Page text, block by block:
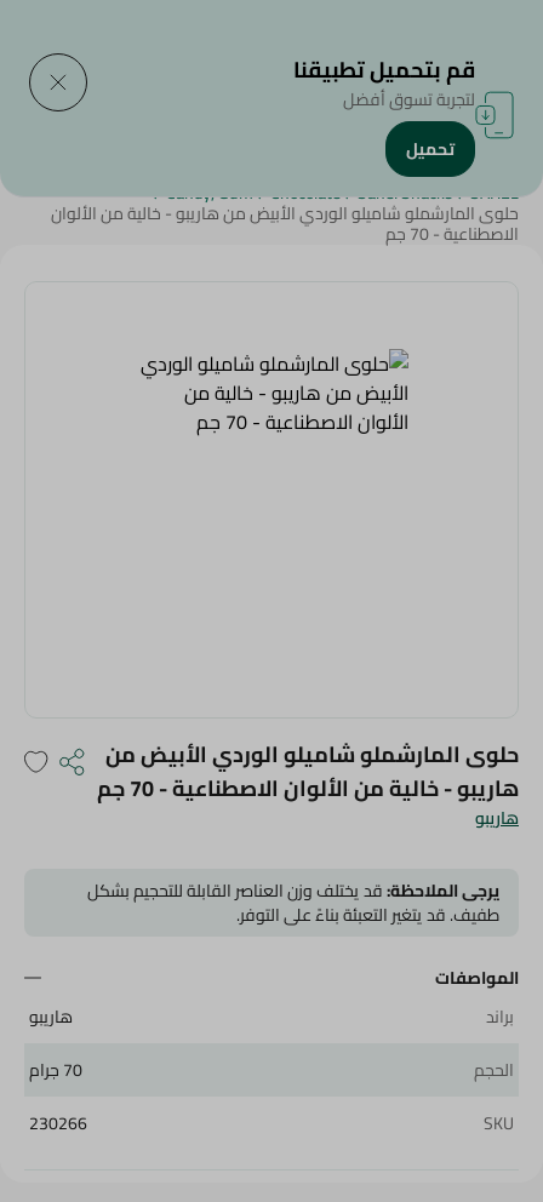
الرئيسية/سناكس وحلويات
SAHEL
/
Sahel Snacks
/
Chocolate
/
Candy, Gum
/
حلوى المارشملو شاميلو الوردي الأبيض من هاريبو - خالية من الألوان
الاصطناعية - 70 جم
هاريبو
حلوى المارشملو شاميلو الوردي الأبيض من
هاريبو - خالية من الألوان الاصطناعية - 70 جم
يرجى الملاحظة:قد يختلف وزن العناصر القابلة للتحجيم بشكل
طفيف. قد يتغير التعبئة بناءً على التوفر.
المواصفات
براند
هاريبو
الحجم
70 جرام
SKU
230266
قم بتحميل تطبيقنا
لتجربة تسوق أفضل
تحميل